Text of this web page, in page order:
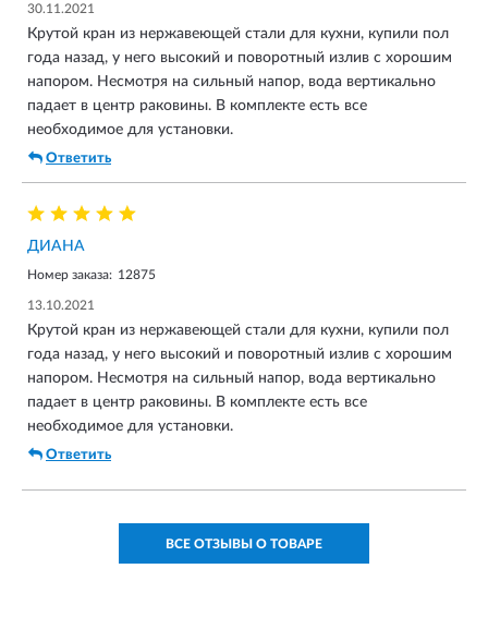
30.11.2021
Крутой кран из нержавеющей стали для кухни, купили пол
года назад, у него высокий и поворотный излив с хорошим
напором. Несмотря на сильный напор, вода вертикально
падает в центр раковины. В комплекте есть все
необходимое для установки.
Ответить
ДИАНА
Номер заказа: 12875
13.10.2021
Крутой кран из нержавеющей стали для кухни, купили пол
года назад, у него высокий и поворотный излив с хорошим
напором. Несмотря на сильный напор, вода вертикально
падает в центр раковины. В комплекте есть все
необходимое для установки.
Ответить
ВСЕ ОТЗЫВЫ О ТОВАРЕ